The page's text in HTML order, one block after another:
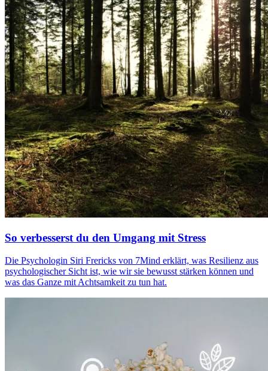
So verbesserst du den Umgang mit Stress
Die Psychologin Siri Frericks von 7Mind erklärt, was Resilienz aus
psychologischer Sicht ist, wie wir sie bewusst stärken können und
was das Ganze mit Achtsamkeit zu tun hat.